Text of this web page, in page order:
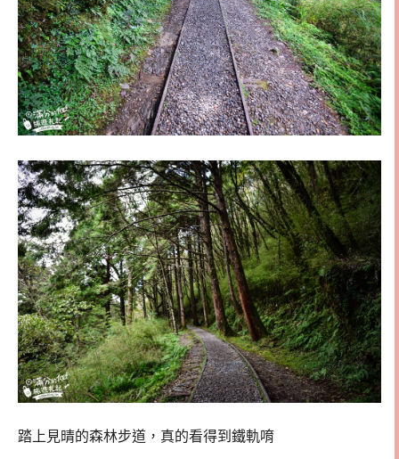
踏上見晴的森林步道，真的看得到鐵軌唷